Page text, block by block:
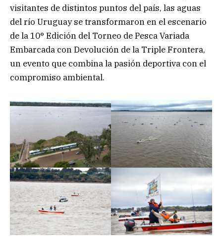
visitantes de distintos puntos del país, las aguas
del río Uruguay se transformaron en el escenario
de la 10° Edición del Torneo de Pesca Variada
Embarcada con Devolución de la Triple Frontera,
un evento que combina la pasión deportiva con el
compromiso ambiental.